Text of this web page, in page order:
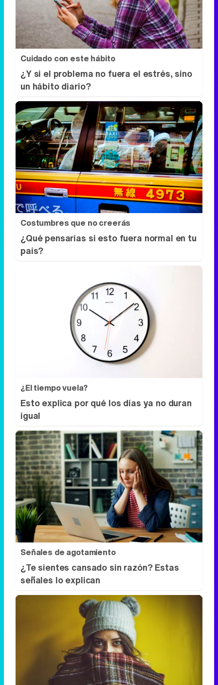
¿Y si el problema no fuera el estrés, sino
un hábito diario?
Costumbres que no creerás
¿Qué pensarías si esto fuera normal en tu
país?
¿El tiempo vuela?
Esto explica por qué los días ya no duran
Señales de agotamiento
¿Te sientes cansado sin razón? Estas
señales lo explican
¿Notas más frío de noche?
La ciencia explica por qué sentimos más
frío al final del día